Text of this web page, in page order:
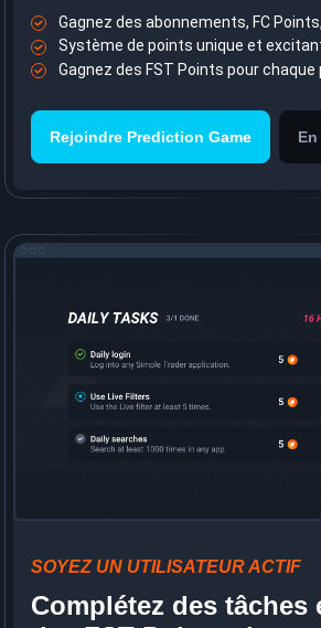
Gagnez des abonnements, FC
Système de points unique et
Gagnez des FST Points pour
Rejoindre Prediction Game
SOYEZ UN UTILISATEUR ACTIF
Complétez des tâches